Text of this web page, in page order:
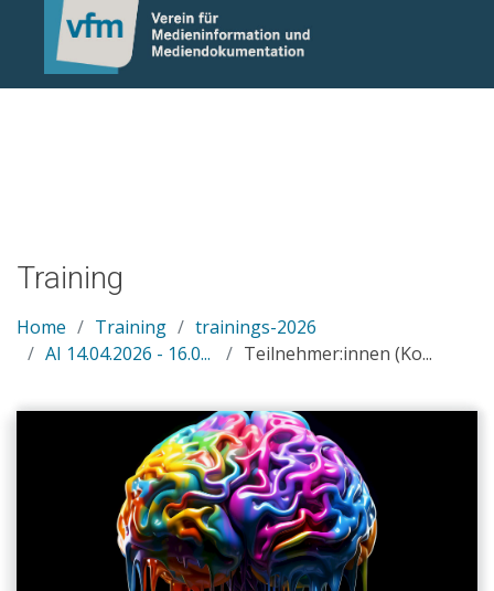
Notice: Undefined variable: otlet_segment_list in
/mnt/web214/a0/21/546221/htdocs/cms/processwire/
on line 83
Training
Home Training
trainings-2026
AI 14.04.2026 - 16.0...
Teilnehmer:innen (Ko...